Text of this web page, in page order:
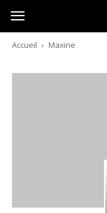
Australia-
australie.com
Accueil Maxine